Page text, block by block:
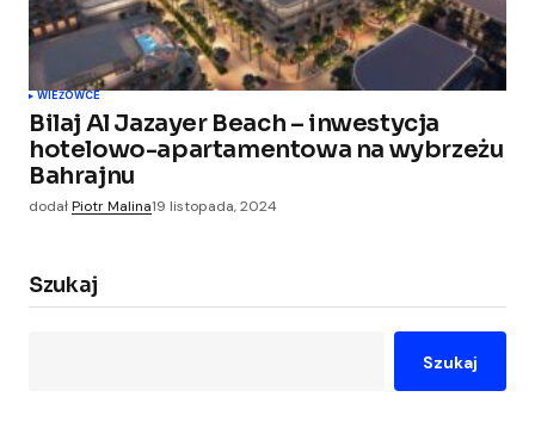
WIEŻOWCE
Bilaj Al Jazayer Beach – inwestycja
hotelowo-apartamentowa na wybrzeżu
Bahrajnu
dodałPiotr Malina19 listopada, 2024
Szukaj
Szukaj